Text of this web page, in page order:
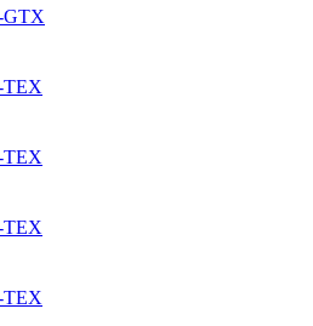
GTX
TEX
TEX
TEX
TEX